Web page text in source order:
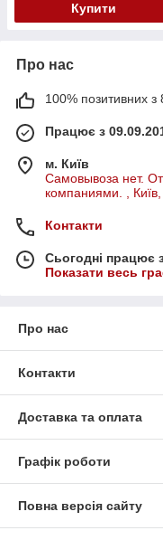
Купити
Про нас
100% позитивних з 8
Працює з
м. Київ
Самовывоза нет.
компаниями. , Київ,
Контакти
Сьогодні працює
Показати весь
Про нас
Контакти
Доставка та оплата
Графік роботи
Повна версія сайту